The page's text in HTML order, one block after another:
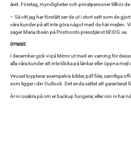
året. Företag, myndigheter och privatpersoner tillhör de
– Så vitt jag har förstått ser de ut i stort sett som de
våra kunder på att inte göra något med de här mejlen.
säger Maria Ibsén på Postnords presstjänst till IDG.se.
ÖPPNA INTE
I december gick vi på Mirror ut med en varning för
alla våra kunder att inte klicka på länkar eller öppna mejl
Viruset krypterar exempelvis bilder, pdf filer, samtliga
som ligger i din Outlook. Det enda sättet att garanterat
Är ni osäkra på om er backup fungerar, eller om ni har